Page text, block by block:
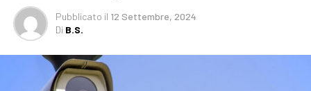
Pubblicato il 12 Settembre, 2024
Di B.S.